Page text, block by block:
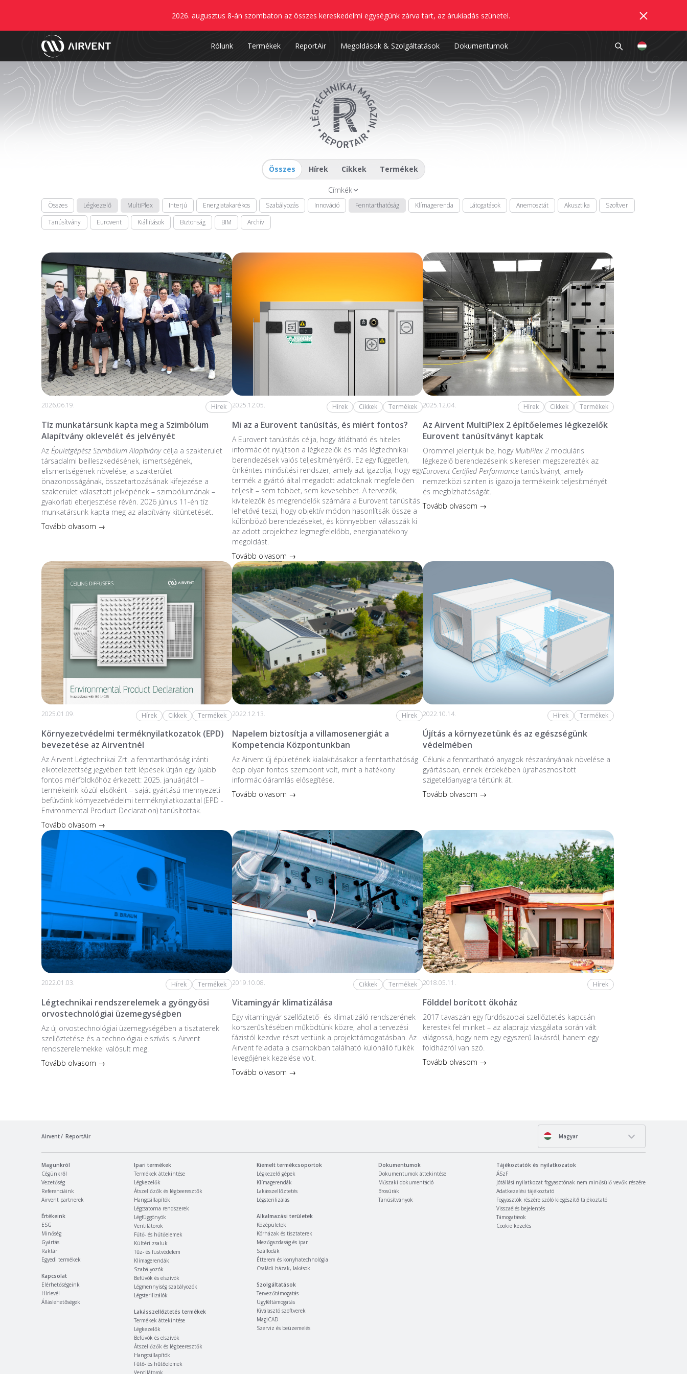
2026. augusztus 8-án szombaton az összes kereskedelmi egységünk zárva tart, az árukiadás szünetel.
Rólunk Termékek ReportAir Megoldások & Szolgáltatások Dokumentumok
Összes Hírek Cikkek Termékek
Címkék
Összes Légkezelő MultiPlex Interjú Energiatakarékos Szabályozás Innováció Fenntarthatóság Klímagerenda Látogatások Anemosztát Akusztika
Szoftver
Tanúsítvány
Eurovent Kiállítások Biztonság BIM Archív
2026.06.19. Hírek
Tíz munkatársunk kapta meg a Szimbólum
Alapítvány oklevelét és jelvényét
Az Épületgépész Szimbólum Alapítványcélja a szakterület
társadalmi beilleszkedésének, ismertségének,
elismertségének növelése, a szakterület
önazonosságának, összetartozásának kifejezése a
szakterület választott jelképének – szimbólumának –
gyakorlati elterjesztése révén. 2026 június 11-én tíz
munkatársunk kapta meg az alapítvány kitüntetését.
Tovább olvasom →
2025.12.05. Hírek Cikkek Termékek
Mi az a Eurovent tanúsítás, és miért fontos?
A Eurovent tanúsítás célja, hogy átlátható és hiteles
információt nyújtson a légkezelők és más légtechnikai
berendezések valós teljesítményéről. Ez egy független,
önkéntes minősítési rendszer, amely azt igazolja, hogy egy
termék a gyártó által megadott adatoknak megfelelően
teljesít – sem többet, sem kevesebbet. A tervezők,
kivitelezők és megrendelők számára a Eurovent tanúsítás
lehetővé teszi, hogy objektív módon hasonlítsák össze a
különböző berendezéseket, és könnyebben válasszák ki
az adott projekthez legmegfelelőbb, energiahatékony
megoldást.
Tovább olvasom →
2025.12.04. Hírek Cikkek Termékek
Az Airvent MultiPlex 2 építőelemes légkezelők
Eurovent tanúsítványt kaptak
Örömmel jelentjük be, hogyMultiPlex 2 moduláris
légkezelő berendezéseink sikeresen megszerezték az
Eurovent Certified Performance tanúsítványt, amely
nemzetközi szinten is igazolja termékeink teljesítményét
és megbízhatóságát.
Tovább olvasom →
2025.01.09. Hírek Cikkek Termékek
Környezetvédelmi terméknyilatkozatok (EPD)
bevezetése az Airventnél
Az Airvent Légtechnikai Zrt. a fenntarthatóság iránti
elkötelezettség jegyében tett lépések útján egy újabb
fontos mérföldkőhöz érkezett: 2025. januárjától –
termékeink közül elsőként – saját gyártású mennyezeti
befúvóink környezetvédelmi terméknyilatkozattal (EPD -
Environmental Product Declaration) tanúsítottak.
Tovább olvasom →
2022.12.13. Hírek
Napelem biztosítja a villamosenergiát a
Kompetencia Központunkban
Az Airvent új épületének kialakításakor a fenntarthatóság
épp olyan fontos szempont volt, mint a hatékony
információáramlás elősegítése.
Tovább olvasom →
2022.10.14. Hírek Termékek
Újítás a környezetünk és az egészségünk
védelmében
Célunk a fenntartható anyagok részarányának növelése a
gyártásban, ennek érdekében újrahasznosított
szigetelőanyagra tértünk át.
Tovább olvasom →
2022.01.03. Hírek Termékek
Légtechnikai rendszerelemek a gyöngyösi
orvostechnológiai üzemegységben
Az új orvostechnológiai üzem­egységében a tiszta­terek
szellőztetése és a technológiai elszívás is Airvent
rendszerelemekkel valósult meg.
Tovább olvasom →
2019.10.08. Cikkek Termékek
Vitamingyár klimatizálása
Egy vitamingyár szellőztető- és klimatizáló rendszerének
korszerűsítésében működtünk közre, ahol a tervezési
fázistól kezdve részt vettünk a projekttámogatásban. Az
Airvent feladata a csarnokban található különálló fülkék
levegőjének kezelése volt.
Tovább olvasom →
2018.05.11. Hírek
Földdel borított ökoház
2017 tavaszán egy fürdőszobai szellőztetés kapcsán
kerestek fel minket – az alaprajz vizsgálata során vált
világossá, hogy nem egy egyszerű lakásról, hanem egy
földházról van szó.
Tovább olvasom →
Airvent ReportAir Magyar
Magunkról
Cégünkről
Vezetőség
Referenciáink
Airvent partnerek
Értékeink
ESG
Minőség
Gyártás
Raktár
Egyedi termékek
Kapcsolat
Elérhetőségeink
Hírlevél
Álláslehetőségek
Ipari termékek
Termékek áttekintése
Légkezelők
Átszellőzők és légbeeresztők
Hangcsillapítók
Légcsatorna rendszerek
Légfüggönyök
Ventilátorok
Fűtő- és hűtőelemek
Kültéri zsaluk
Tűz- és füstvédelem
Klímagerendák
Szabályozók
Befúvók és elszívók
Légmennyiség szabályozók
Légsterilizálók
Lakásszellőztetés termékek
Termékek áttekintése
Légkezelők
Befúvók és elszívók
Átszellőzők és légbeeresztők
Hangcsillapítók
Fűtő- és hűtőelemek
Ventilátorok
Kiemelt termékcsoportok
Légkezelő gépek
Klímagerendák
Lakásszellőztetés
Légsterilizálás
Alkalmazási területek
Középületek
Kórházak és tisztaterek
Mezőgazdaság és ipar
Szállodák
Étterem és konyhatechnológia
Családi házak, lakások
Szolgáltatások
Tervezőtámogatás
Ügyféltámogatás
Kiválasztó szoftverek
MagiCAD
Szerviz és beüzemelés
Dokumentumok
Dokumentumok áttekintése
Műszaki dokumentáció
Brosúrák
Tanúsítványok
Tájékoztatók és nyilatkozatok
ÁSzF
Jótállási nyilatkozat fogyasztónak nem minősülő vevők részére
Adatkezelési tájékoztató
Fogyasztók részére szóló kiegészítő tájékoztató
Visszaélés bejelentés
Támogatások
Cookie kezelés